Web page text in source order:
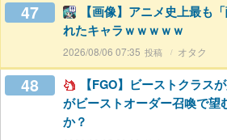
47
【画像】アニメ史上最も
れたキャラｗｗｗｗｗ
2026/08/06 07:35 オタク
48
【FGO】ビーストクラス
がビーストオーダー召喚で望
か？